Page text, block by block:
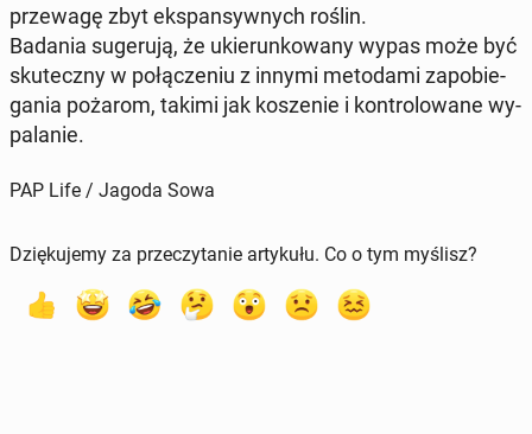
prze­wa­gę zbyt eks­pan­syw­nych roślin.
Badania su­ge­ru­ją, że ukie­run­ko­wa­ny wypas może być
sku­tecz­ny w po­łą­cze­niu z innymi me­to­da­mi za­po­bie­
ga­nia pożarom, takimi jak ko­sze­nie i kon­tro­lo­wa­ne wy­
pa­la­nie.
PAP Life / Jagoda Sowa
Dziękujemy za przeczytanie artykułu. Co o tym myślisz?